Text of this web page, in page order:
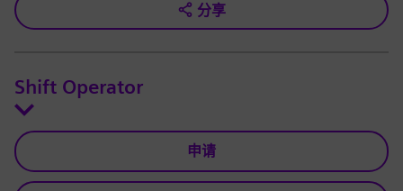
分享
Shift Operator
申请